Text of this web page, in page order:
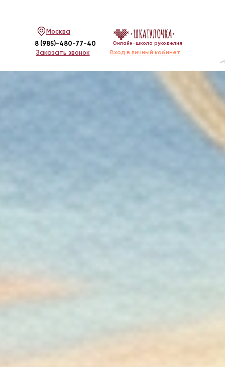
Онлайн-школа рукоделия
8 (985)-480-77-40
Вход в личный кабинет
Москва
Заказать звонок